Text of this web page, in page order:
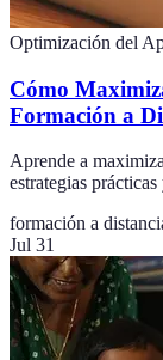
Optimización del
Cómo
Formación a
Aprende a
estrategias
formación a
Jul 31